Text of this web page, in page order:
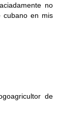
no
cubano en mis
de